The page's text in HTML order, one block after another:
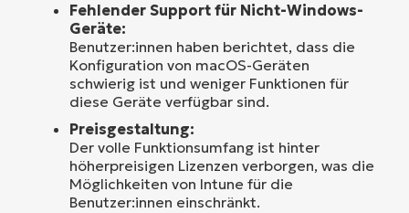
Fehlender Support für Nicht-Windows-
Geräte:
Benutzer:innen haben berichtet, dass die
Konfiguration von macOS-Geräten
schwierig ist und weniger Funktionen für
diese Geräte verfügbar sind.
Preisgestaltung:
Der volle Funktionsumfang ist hinter
höherpreisigen Lizenzen verborgen, was die
Möglichkeiten von Intune für die
Benutzer:innen einschränkt.